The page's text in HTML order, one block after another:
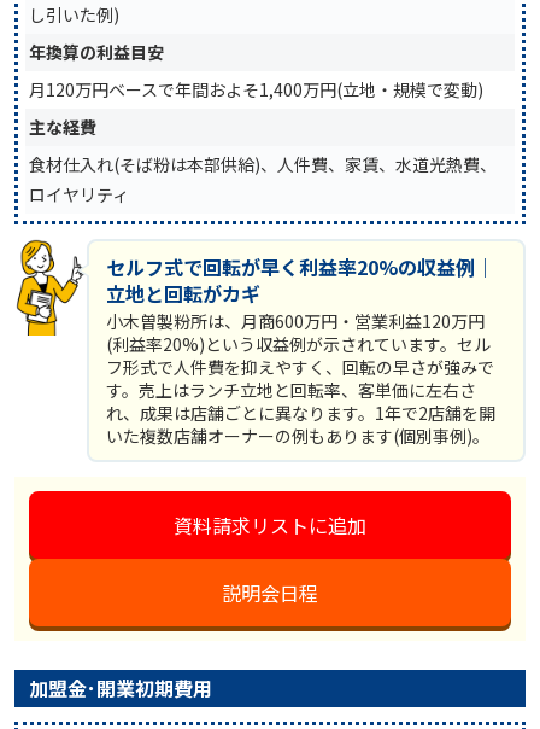
し引いた例)
年換算の利益目安
月120万円ベースで年間およそ1,400万円(立地・規模で変動)
主な経費
食材仕入れ(そば粉は本部供給)、人件費、家賃、水道光熱費、
ロイヤリティ
セルフ式で回転が早く利益率20%の収益例｜
立地と回転がカギ
小木曽製粉所は、月商600万円・営業利益120万円
(利益率20%)という収益例が示されています。セル
フ形式で人件費を抑えやすく、回転の早さが強みで
す。売上はランチ立地と回転率、客単価に左右さ
れ、成果は店舗ごとに異なります。1年で2店舗を開
いた複数店舗オーナーの例もあります(個別事例)。
資料請求リストに追加
説明会日程
加盟金･開業初期費用